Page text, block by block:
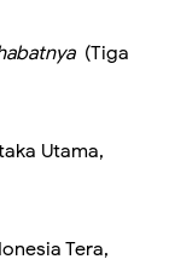
(Tiga
Utama,
Tera,